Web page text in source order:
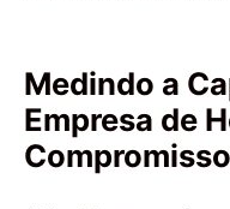
Medindo a
Empresa de